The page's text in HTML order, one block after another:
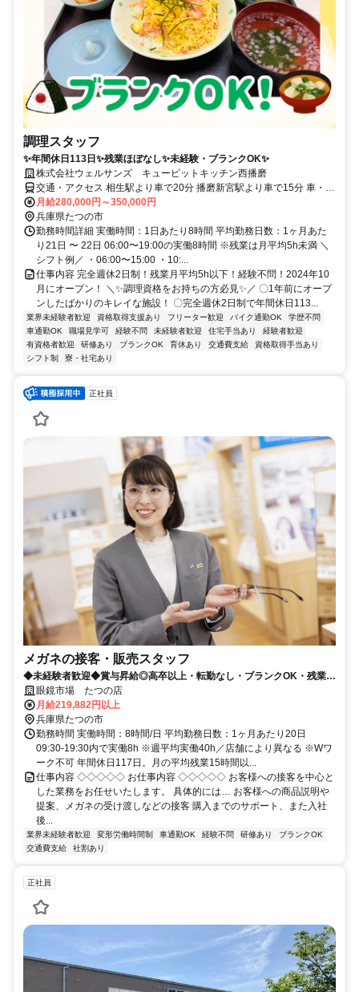
調理スタッフ
✨年間休日113日✨残業ほぼなし✨未経験・ブランクOK✨
株式会社ウェルサンズ キューピットキッチン西播磨
交通・アクセス 相生駅より車で20分 播磨新宮駅より車で15分 車・バ
イク・自転車通勤可
月給280,000円～350,000円
兵庫県たつの市
勤務時間詳細 実働時間：1日あたり8時間 平均勤務日数：1ヶ月あた
り21日 〜 22日 06:00〜19:00の実働8時間 ※残業は月平均5h未満 ＼
シフト例／ ・06:00〜15:00 ・10:...
仕事内容 完全週休2日制！残業月平均5h以下！経験不問！2024年10
月にオープン！ ＼✨調理資格をお持ちの方必見✨／ 〇1年前にオープ
ンしたばかりのキレイな施設！ 〇完全週休2日制で年間休日113...
業界未経験者歓迎 資格取得支援あり フリーター歓迎 バイク通勤OK
学歴不問
車通勤OK
職場見学可 経験不問 未経験者歓迎 住宅手当あり
経験者歓迎
有資格者歓迎
研修あり ブランクOK 育休あり 交通費支給
資格取得手当あり
シフト制
寮・社宅あり
正社員
メガネの接客・販売スタッフ
◆未経験者歓迎◆賞与昇給◎高卒以上・転勤なし・ブランクOK・残業少
なめ・業界No1！
眼鏡市場 たつの店
月給219,882円以上
兵庫県たつの市
勤務時間 実働時間：8時間/日 平均勤務日数：1ヶ月あたり20日
09:30-19:30内で実働8h ※週平均実働40h／店舗により異なる ※Wワ
ーク不可 年間休日117日。月の平均残業15時間以...
仕事内容 ◇◇◇◇◇ お仕事内容 ◇◇◇◇◇ お客様への接客を中心と
した業務をお任せいたします。 具体的には… お客様への商品説明や
提案、メガネの受け渡しなどの接客 購入までのサポート、また入社
後...
業界未経験者歓迎 変形労働時間制 車通勤OK 経験不問 研修あり
ブランクOK
交通費支給
社割あり
正社員